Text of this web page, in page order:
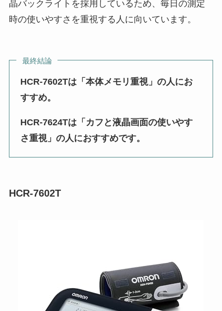
晶バックライトを採用しているため、毎日の測定
時の使いやすさを重視する人に向いています。
最終結論
HCR-7602Tは「本体メモリ重視」の人にお
すすめ。
HCR-7624Tは「カフと液晶画面の使いやす
さ重視」の人におすすめです。
HCR-7602T